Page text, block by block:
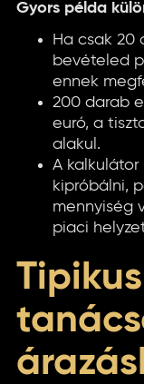
Gyors példa
Ha csak 20
bevételed
ennek
200 darab
euró, a
alakul.
A
kipróbálni,
mennyiség
piaci